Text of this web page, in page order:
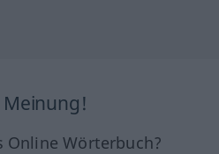
Meinung!
Wörterbuch?